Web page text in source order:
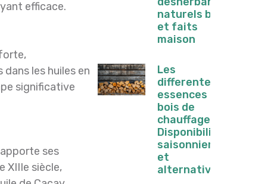
efficace.
les huiles en
significative
ses
XIIIe siècle,
naturels bio
et faits
maison
Les
differentes
essences de
bois de
chauffage :
Disponibilite
saisonniere
et
alternatives